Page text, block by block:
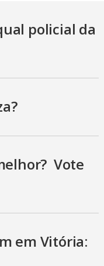
policial da
Vote
em Vitória: